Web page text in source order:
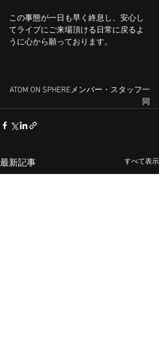
この事態が一日も早く終息し、安心し
てライブにご来場頂ける日常に戻るよ
うに心から願っております。
ATOM ON SPHEREメンバー・スタッフ一
同
最新記事 すべて表示